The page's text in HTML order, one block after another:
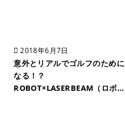
2018年6月7日
意外とリアルでゴルフのために
なる！？
ROBOT×LASERBEAM（ロボ…